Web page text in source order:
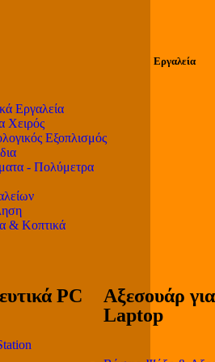
Εργαλεία
Εργαλεία
Χειρός
Εξοπλισμός
- Πολύμετρα
& Κοπτικά
PC
Αξεσουάρ για
Laptop